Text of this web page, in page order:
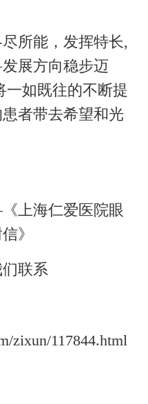
所能，发挥特长,
展方向稳步迈
一如既往的不断提
者带去希望和光
上海仁爱医院眼
》
联系
zixun/117844.html